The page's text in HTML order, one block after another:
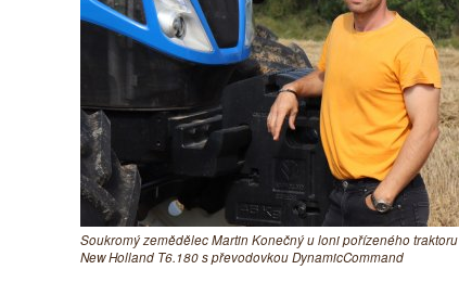
Soukromý zemědělec Martin Konečný u loni pořízeného traktoru
New Holland T6.180 s převodovkou DynamicCommand